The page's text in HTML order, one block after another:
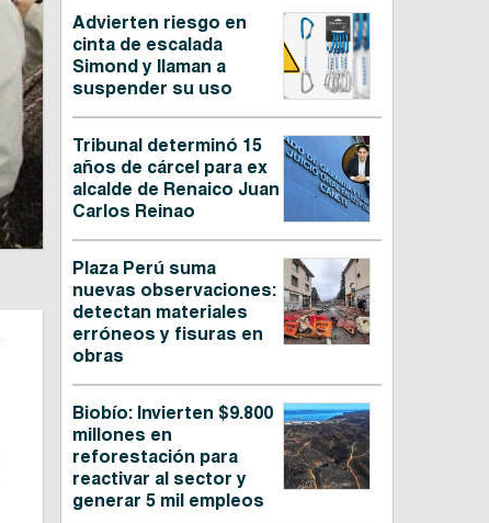
Advierten riesgo en
cinta de escalada
Simond y llaman a
suspender su uso
Tribunal determinó 15
años de cárcel para ex
alcalde de Renaico Juan
Carlos Reinao
Plaza Perú suma
nuevas observaciones:
detectan materiales
erróneos y fisuras en
obras
Biobío: Invierten $9.800
millones en
reforestación para
reactivar al sector y
generar 5 mil empleos